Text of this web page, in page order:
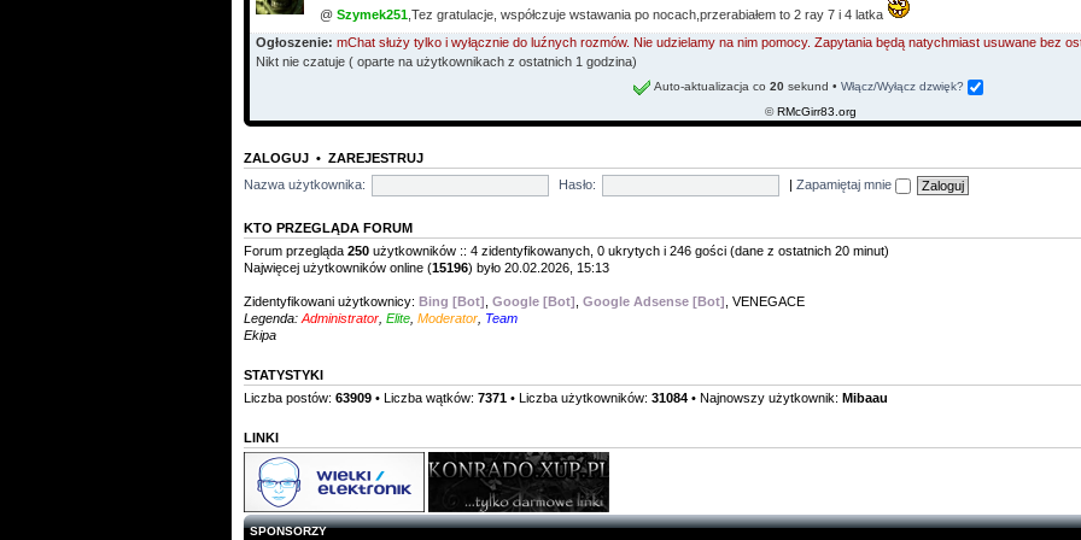
@ Szymek251 ,Tez gratulacje, współczuje wstawania po nocach,przerabiałem to 2 ray 7 i 4 latka
Ogłoszenie: mChat służy tylko i wyłącznie do luźnych rozmów. Nie udzielamy na nim pomocy. Zapytania będą natychmiast usuwane bez
Nikt nie czatuje ( oparte na użytkownikach z ostatnich 1 godzina)
Auto-aktualizacja co 20 sekund • Włącz/Wyłącz dzwięk?
©RMcGirr83.org
ZALOGUJ • ZAREJESTRUJ
Nazwa użytkownika:
Hasło: | Zapamiętaj mnie
KTO PRZEGLĄDA FORUM
Forum przegląda 250 użytkowników :: 4 zidentyfikowanych, 0 ukrytych i 246 gości (dane z ostatnich 20 minut)
Najwięcej użytkowników online (15196) było 20.02.2026, 15:13
Zidentyfikowani użytkownicy: Bing [Bot] Google [Bot] Google Adsense [Bot]
VENEGACE
Legenda: Administrator Elite Moderator Team
Ekipa
STATYSTYKI
Liczba postów: 63909 • Liczba wątków: 7371 • Liczba użytkowników: 31084 • Najnowszy użytkownik: Mibaau
LINKI
SPONSORZY